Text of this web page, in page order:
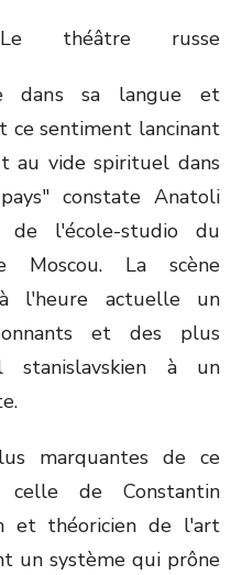
Le théâtre russe
dans sa langue et
sentiment lancinant
au vide spirituel dans
constate Anatoli
de l'école-studio du
Moscou. La scène
l'heure actuelle un
et des plus
stanislavskien à un
marquantes de ce
de Constantin
et théoricien de l'art
un système qui prône